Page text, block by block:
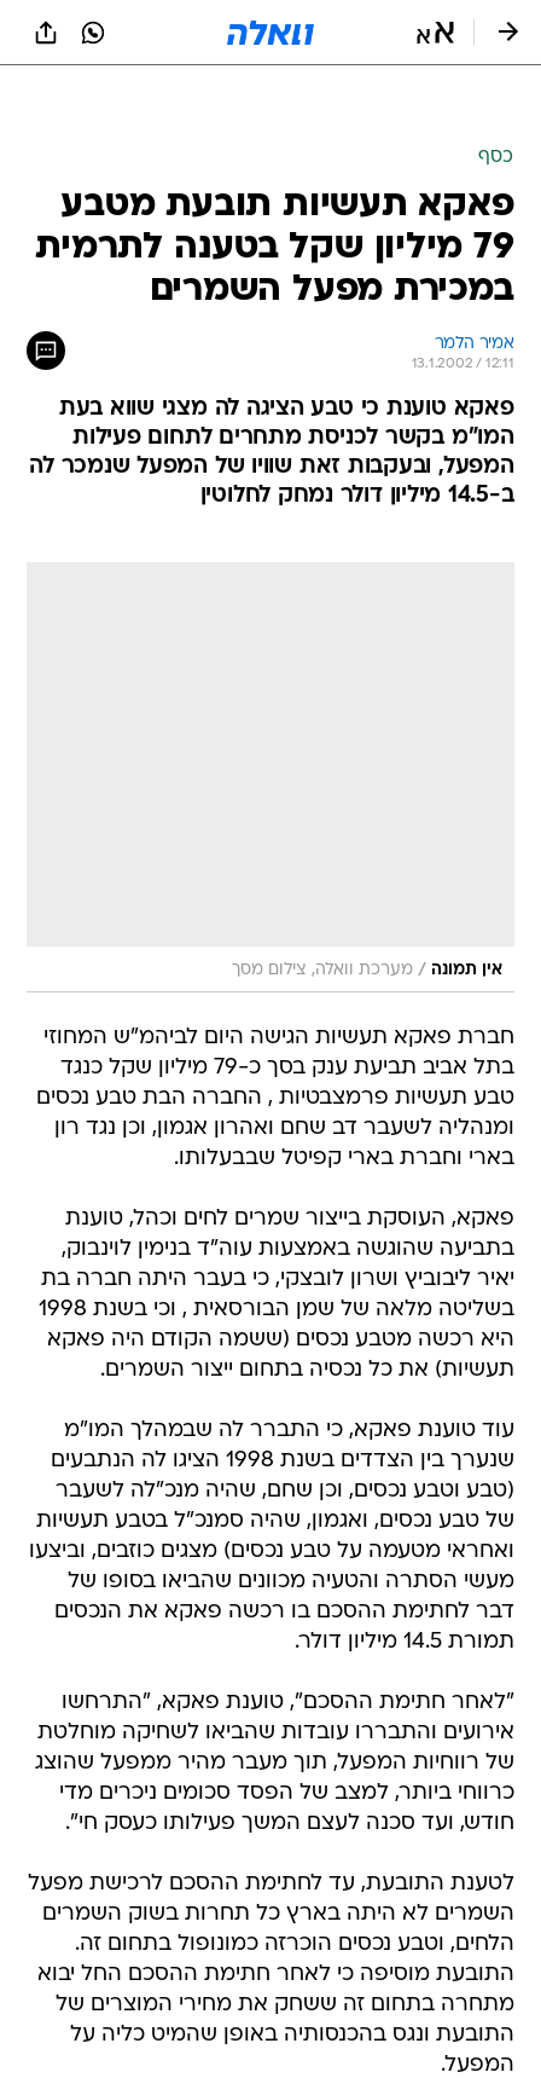
כסף
פאקא תעשיות תובעת מטבע
79 מיליון שקל בטענה לתרמית
במכירת מפעל השמרים
אמיר הלמר
13.1.2002 / 12:11
פאקא טוענת כי טבע הציגה לה מצגי שווא בעת
המו"מ בקשר לכניסת מתחרים לתחום פעילות
המפעל, ובעקבות זאת שוויו של המפעל שנמכר לה
ב-14.5 מיליון דולר נמחק לחלוטין
אין תמונה / מערכת וואלה, צילום מסך
חברת פאקא תעשיות הגישה היום לביהמ"ש המחוזי
בתל אביב תביעת ענק בסך כ-79 מיליון שקל כנגד
טבע תעשיות פרמצבטיות , החברה הבת טבע נכסים
ומנהליה לשעבר דב שחם ואהרון אגמון, וכן נגד רון
בארי וחברת בארי קפיטל שבבעלותו.
פאקא, העוסקת בייצור שמרים לחים וכהל, טוענת
בתביעה שהוגשה באמצעות עוה"ד בנימין לוינבוק,
יאיר ליבוביץ ושרון לובצקי, כי בעבר היתה חברה בת
בשליטה מלאה של שמן הבורסאית , וכי בשנת 1998
היא רכשה מטבע נכסים (ששמה הקודם היה פאקא
תעשיות) את כל נכסיה בתחום ייצור השמרים.
עוד טוענת פאקא, כי התברר לה שבמהלך המו"מ
שנערך בין הצדדים בשנת 1998 הציגו לה הנתבעים
(טבע וטבע נכסים, וכן שחם, שהיה מנכ"לה לשעבר
של טבע נכסים, ואגמון, שהיה סמנכ"ל בטבע תעשיות
ואחראי מטעמה על טבע נכסים) מצגים כוזבים, וביצעו
מעשי הסתרה והטעיה מכוונים שהביאו בסופו של
דבר לחתימת ההסכם בו רכשה פאקא את הנכסים
תמורת 14.5 מיליון דולר.
"לאחר חתימת ההסכם", טוענת פאקא, "התרחשו
אירועים והתבררו עובדות שהביאו לשחיקה מוחלטת
של רווחיות המפעל, תוך מעבר מהיר ממפעל שהוצג
כרווחי ביותר, למצב של הפסד סכומים ניכרים מדי
חודש, ועד סכנה לעצם המשך פעילותו כעסק חי".
לטענת התובעת, עד לחתימת ההסכם לרכישת מפעל
השמרים לא היתה בארץ כל תחרות בשוק השמרים
הלחים, וטבע נכסים הוכרזה כמונופול בתחום זה.
התובעת מוסיפה כי לאחר חתימת ההסכם החל יבוא
מתחרה בתחום זה ששחק את מחירי המוצרים של
התובעת ונגס בהכנסותיה באופן שהמיט כליה על
המפעל.